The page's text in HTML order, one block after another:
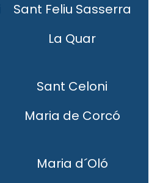
Sant Feliu Sasserra
La Quar
Sant Celoni
Maria de Corcó
Maria d´Oló